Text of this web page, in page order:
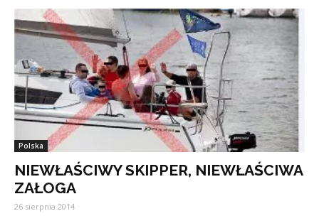
Polska
NIEWŁAŚCIWY SKIPPER, NIEWŁAŚCIWA
ZAŁOGA
26 sierpnia 2014